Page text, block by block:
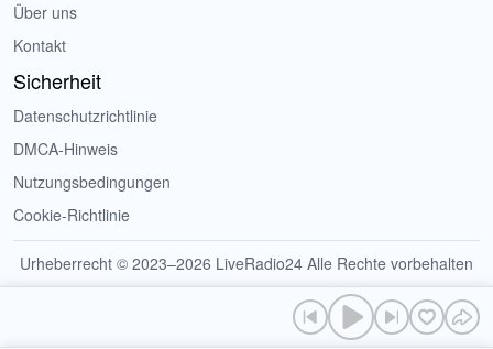
Über uns
Kontakt
Sicherheit
Datenschutzrichtlinie
DMCA-Hinweis
Nutzungsbedingungen
Cookie-Richtlinie
Urheberrecht © 2023–2026 LiveRadio24 Alle Rechte vorbehalten